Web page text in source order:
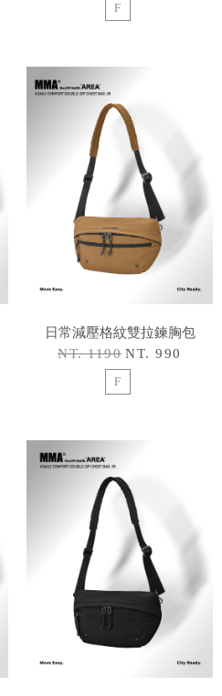
F
日常減壓格紋雙拉鍊胸包
NT. 1190 NT. 990
F